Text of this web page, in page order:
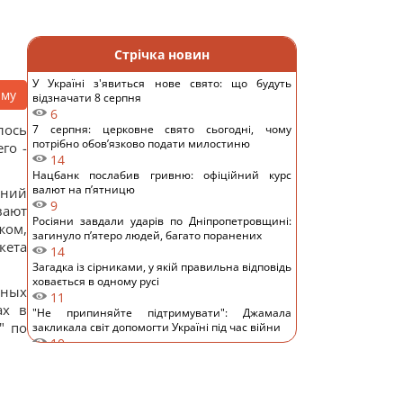
-
в
по
Стрічка новин
У Україні з'явиться нове свято: що будуть
відзначати 8 серпня
6
7 серпня: церковне свято сьогодні, чому
потрібно обов’язково подати милостиню
14
Нацбанк послабив гривню: офіційний курс
валют на п’ятницю
9
Росіяни завдали ударів по Дніпропетровщині:
загинуло пʼятеро людей, багато поранених
14
Загадка із сірниками, у якій правильна відповідь
ховається в одному русі
11
"Не припиняйте підтримувати": Джамала
закликала світ допомогти Україні під час війни
10